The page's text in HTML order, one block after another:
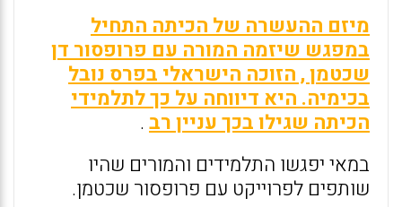
מיזם ההעשרה של הכיתה התחיל
במפגש שיזמה המורה עם פרופסור דן
שכטמן , הזוכה הישראלי בפרס נובל
בכימיה. היא דיווחה על כך לתלמידי
הכיתה שגילו בכך עניין רב .
במאי יפגשו התלמידים והמורים שהיו
שותפים לפרוייקט עם פרופסור שכטמן.